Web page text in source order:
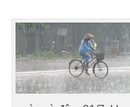
CỐNG HIẾN
BÙI XUÂN PHÁI
TIỆN ÍCH